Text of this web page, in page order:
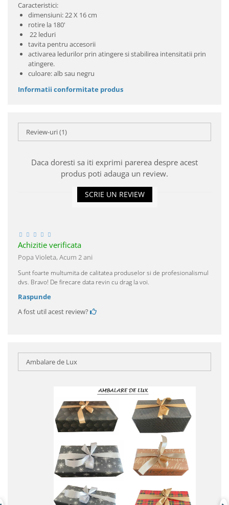
Caracteristici:
dimensiuni: 22 X 16 cm
rotire la 180'
22 leduri
tavita pentru accesorii
activarea ledurilor prin atingere si stabilirea intensitatii prin
atingere.
culoare: alb sau negru
Informatii conformitate produs
Review-uri(1)
Daca doresti sa iti exprimi parerea despre acest
produs poti adauga un review.
SCRIE UN REVIEW
Achizitie verificata
Popa Violeta,Acum 2 ani
Sunt foarte multumita de calitatea produselor si de profesionalismul
dvs. Bravo! De firecare data revin cu drag la voi.
Raspunde
A fost util acest review?
Ambalare de Lux